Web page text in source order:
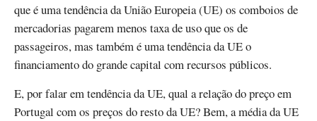
que é uma tendência da União Europeia (UE) os comboios de
mercadorias pagarem menos taxa de uso que os de
passageiros, mas também é uma tendência da UE o
financiamento do grande capital com recursos públicos.
E, por falar em tendência da UE, qual a relação do preço em
Portugal com os preços do resto da UE? Bem, a média da UE